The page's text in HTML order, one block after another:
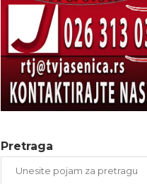
Pretraga